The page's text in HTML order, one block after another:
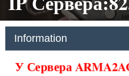
Information
У Сервера